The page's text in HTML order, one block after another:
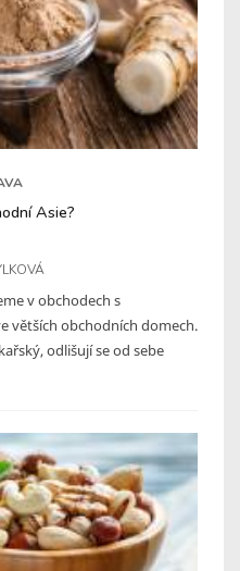
Asie?
v obchodech s
větších obchodních domech.
odlišují se od sebe